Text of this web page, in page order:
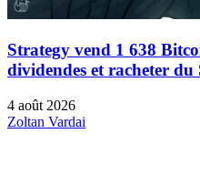
Strategy vend 1 638
dividendes et racheter du
4 août 2026
Zoltan Vardai